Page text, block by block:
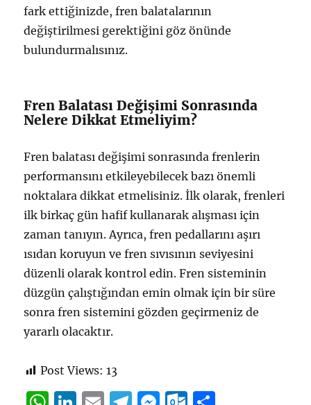
fark ettiğinizde, fren balatalarının
değiştirilmesi gerektiğini göz önünde
bulundurmalısınız.
Fren Balatası Değişimi Sonrasında
Nelere Dikkat Etmeliyim?
Fren balatası değişimi sonrasında frenlerin
performansını etkileyebilecek bazı önemli
noktalara dikkat etmelisiniz. İlk olarak, frenleri
ilk birkaç gün hafif kullanarak alışması için
zaman tanıyın. Ayrıca, fren pedallarını aşırı
ısıdan koruyun ve fren sıvısının seviyesini
düzenli olarak kontrol edin. Fren sisteminin
düzgün çalıştığından emin olmak için bir süre
sonra fren sistemini gözden geçirmeniz de
yararlı olacaktır.
Post Views: 13